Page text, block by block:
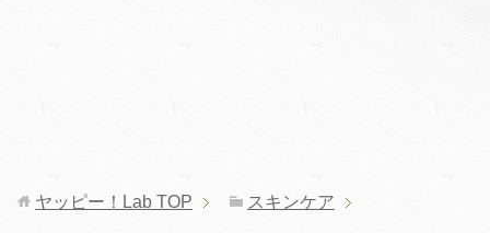
ヤッピー！Lab TOP スキンケア